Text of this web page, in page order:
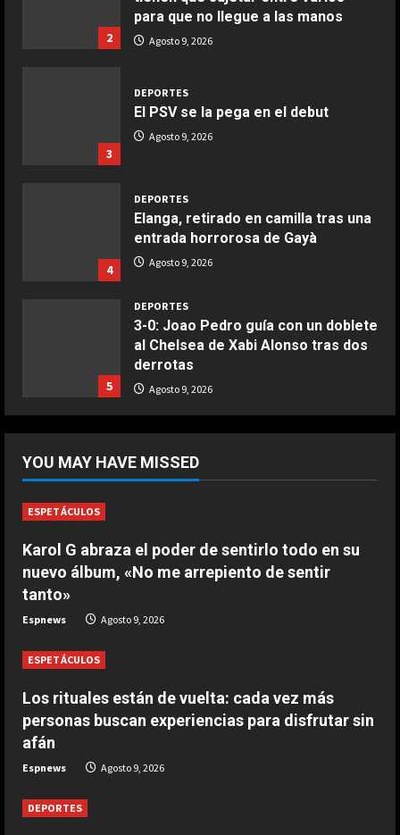
Ensalada de espinacas deliciosa
COCINA
Boquerones fritos en freidora de
COCINA
Buñuelos de alcachofas
5
COCINA
2
para que no llegue a las manos
Agosto 9, 2026
3
DEPORTES
El PSV se la pega en el debut
Agosto 9, 2026
4
DEPORTES
Elanga, retirado en camilla tras una
entrada horrorosa de Gayà
Agosto 9, 2026
5
DEPORTES
3-0: Joao Pedro guía con un doblete
al Chelsea de Xabi Alonso tras dos
derrotas
Agosto 9, 2026
campo para agredir a los jugadores
tras un penalti
2
Osimhen la lía ante el Villarreal: le
tienen que sujetar entre varios
Agosto 9, 2026
El PSV se la pega en el debut
Agosto 9, 2026
YOU MAY HAVE MISSED
ESPETÁCULOS
Karol G abraza el poder de sentirlo todo en su
nuevo álbum, «No me arrepiento de sentir
tanto»
Espnews Agosto 9, 2026
ESPETÁCULOS
Los rituales están de vuelta: cada vez más
personas buscan experiencias para disfrutar sin
afán
Espnews Agosto 9, 2026
DEPORTES